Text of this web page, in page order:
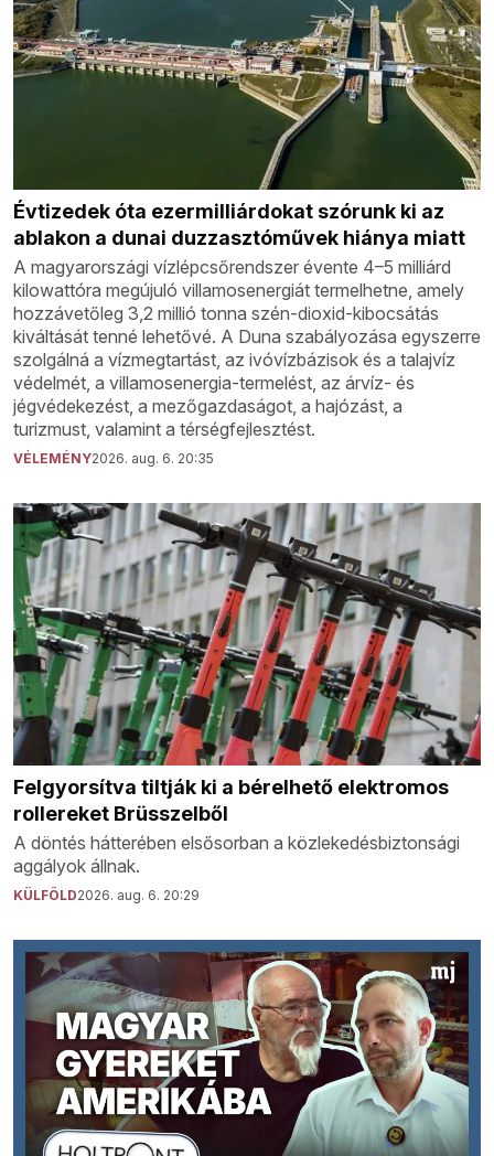
Évtizedek óta ezermilliárdokat szórunk ki az
ablakon a dunai duzzasztóművek hiánya miatt
A magyarországi vízlépcsőrendszer évente 4–5 milliárd
kilowattóra megújuló villamosenergiát termelhetne, amely
hozzávetőleg 3,2 millió tonna szén-dioxid-kibocsátás
kiváltását tenné lehetővé. A Duna szabályozása egyszerre
szolgálná a vízmegtartást, az ivóvízbázisok és a talajvíz
védelmét, a villamosenergia-termelést, az árvíz- és
jégvédekezést, a mezőgazdaságot, a hajózást, a
turizmust, valamint a térségfejlesztést.
VÉLEMÉNY2026. aug. 6. 20:35
Felgyorsítva tiltják ki a bérelhető elektromos
rollereket Brüsszelből
A döntés hátterében elsősorban a közlekedésbiztonsági
aggályok állnak.
KÜLFÖLD2026. aug. 6. 20:29